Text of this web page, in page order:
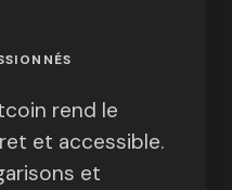
rend le
et accessible.
et